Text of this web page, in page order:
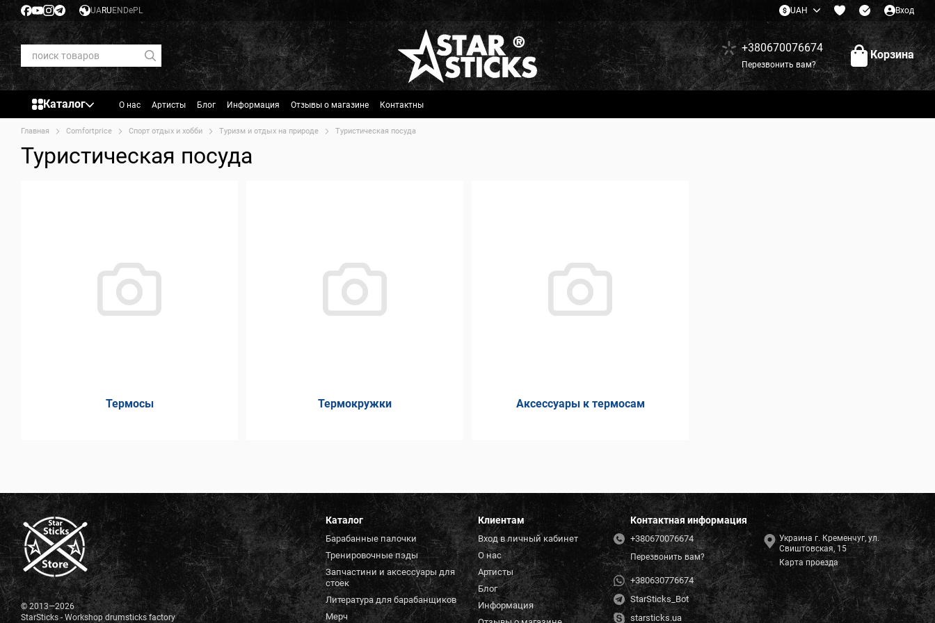
Перейти к основному контенту
UARU EN DePL UAH Вход
+380670076674
Перезвонить вам?
Корзина
Каталог О нас Артисты Блог Информация Отзывы о магазине Контактны
Главная Comfortprice Спорт отдых и хобби Туризм и отдых на природе Туристическая посуда
Туристическая посуда
Термосы Термокружки Аксессуары к термосам
© 2013—2026
StarSticks - Workshop drumsticks factory
Каталог
Барабанные палочки
Тренировочные пэды
Запчастини и аксессуары для
стоек
Литература для барабанщиков
Мерч
Клиентам
Вход в личный кабинет
О нас
Артисты
Блог
Информация
Контактная информация
+380670076674
Перезвонить вам?
+380630776674
StarSticks_Bot
starsticks.ua
Украина г. Кременчуг, ул.
Свиштовская, 15
Карта проезда